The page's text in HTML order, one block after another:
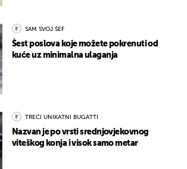
SAM SVOJ ŠEF
Šest poslova koje možete pokrenuti od
kuće uz minimalna ulaganja
TREĆI UNIKATNI BUGATTI
Nazvan je po vrsti srednjovjekovnog
viteškog konja i visok samo metar